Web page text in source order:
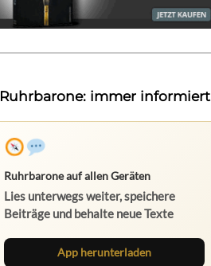
Ruhrbarone: immer informiert
Ruhrbarone auf allen Geräten
Lies unterwegs weiter, speichere
Beiträge und behalte neue Texte
App herunterladen